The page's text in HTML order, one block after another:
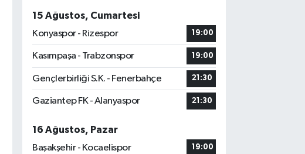
15 Ağustos, Cumartesi
Konyaspor - Rizespor
19:00
Kasımpaşa - Trabzonspor 19:00
Gençlerbirliği S.K. - Fenerbahçe 21:30
Gaziantep FK - Alanyaspor 21:30
16 Ağustos, Pazar
Başakşehir - Kocaelispor
19:00